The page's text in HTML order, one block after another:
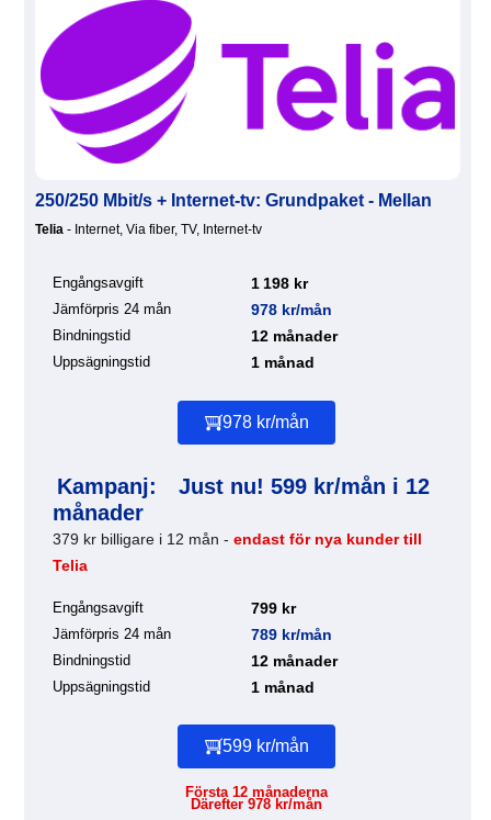
250/250 Mbit/s + Internet-tv: Grundpaket - Mellan
Telia - Internet, Via fiber, TV, Internet-tv
Engångsavgift 1 198 kr
Jämförpris 24 mån 978 kr/mån
Bindningstid 12 månader
Uppsägningstid 1 månad
978 kr/mån
Kampanj:
Just nu! 599 kr/mån i 12
månader
379 kr billigare i 12 mån - endast för nya kunder till
Telia
Engångsavgift 799 kr
Jämförpris 24 mån 789 kr/mån
Bindningstid 12 månader
Uppsägningstid 1 månad
599 kr/mån
Första 12 månaderna
Därefter 978 kr/mån